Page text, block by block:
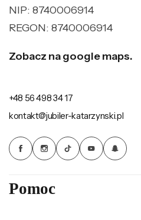
NIP: 8740006914
REGON: 8740006914
Zobacz na google maps.
+48 56 498 34 17
kontakt@jubiler-katarzynski.pl
Pomoc